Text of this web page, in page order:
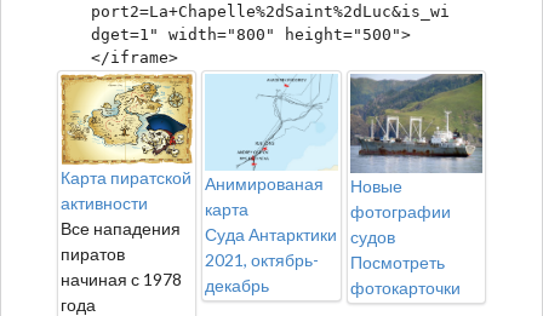
port2=La+Chapelle%2dSaint%2dLuc&is_wi
dget=1" width="800" height="500">
</iframe>
Карта пиратской
активности
Все нападения
пиратов
начиная с 1978
года
Анимированая
карта
Суда Антарктики
2021, октябрь-
декабрь
Новые
фотографии
судов
Посмотреть
фотокарточки